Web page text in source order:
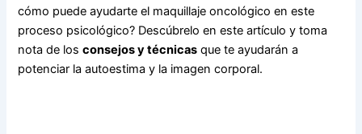
cómo puede ayudarte el maquillaje oncológico en este
proceso psicológico? Descúbrelo en este artículo y toma
nota de losconsejos y técnicas que te ayudarán a
potenciar la autoestima y la imagen corporal.